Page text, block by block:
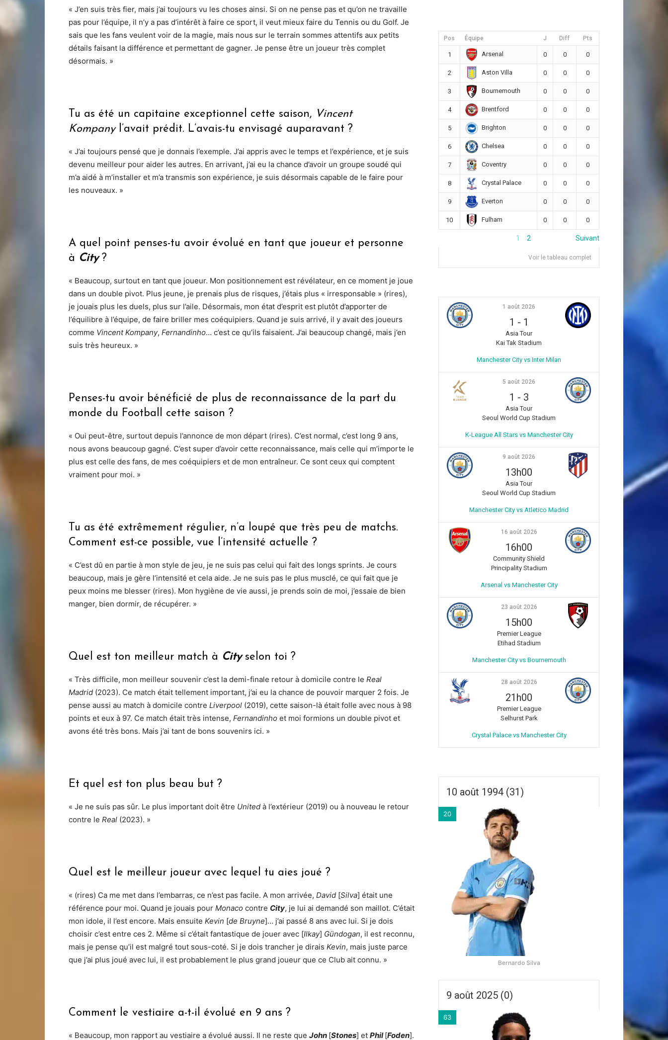
« J’en suis très fier, mais j’ai toujours vu les choses ainsi. Si on ne pense pas et qu’on ne travaille
pas pour l’équipe, il n’y a pas d’intérêt à faire ce sport, il veut mieux faire du Tennis ou du Golf. Je
sais que les fans veulent voir de la magie, mais nous sur le terrain sommes attentifs aux petits
détails faisant la différence et permettant de gagner. Je pense être un joueur très complet
désormais. »
Tu as été un capitaine exceptionnel cette saison, Vincent
Kompany l’avait prédit. L’avais-tu envisagé auparavant ?
« J’ai toujours pensé que je donnais l’exemple. J’ai appris avec le temps et l’expérience, et je suis
devenu meilleur pour aider les autres. En arrivant, j’ai eu la chance d’avoir un groupe soudé qui
m’a aidé à m’installer et m’a transmis son expérience, je suis désormais capable de le faire pour
les nouveaux. »
A quel point penses-tu avoir évolué en tant que joueur et personne
à City?
« Beaucoup, surtout en tant que joueur. Mon positionnement est révélateur, en ce moment je joue
dans un double pivot. Plus jeune, je prenais plus de risques, j’étais plus « irresponsable » (rires),
je jouais plus les duels, plus sur l’aile. Désormais, mon état d’esprit est plutôt d’apporter de
l’équilibre à l’équipe, de faire briller mes coéquipiers. Quand je suis arrivé, il y avait des joueurs
comme Vincent Kompany, Fernandinho… c’est ce qu’ils faisaient. J’ai beaucoup changé, mais j’en
suis très heureux. »
Penses-tu avoir bénéficié de plus de reconnaissance de la part du
monde du Football cette saison ?
« Oui peut-être, surtout depuis l’annonce de mon départ (rires). C’est normal, c’est long 9 ans,
nous avons beaucoup gagné. C’est super d’avoir cette reconnaissance, mais celle qui m’importe le
plus est celle des fans, de mes coéquipiers et de mon entraîneur. Ce sont ceux qui comptent
vraiment pour moi. »
Tu as été extrêmement régulier, n’a loupé que très peu de matchs.
Comment est-ce possible, vue l’intensité actuelle ?
« C’est dû en partie à mon style de jeu, je ne suis pas celui qui fait des longs sprints. Je cours
beaucoup, mais je gère l’intensité et cela aide. Je ne suis pas le plus musclé, ce qui fait que je
peux moins me blesser (rires). Mon hygiène de vie aussi, je prends soin de moi, j’essaie de bien
manger, bien dormir, de récupérer. »
Quel est ton meilleur match à Cityselon toi ?
« Très difficile, mon meilleur souvenir c’est la demi-finale retour à domicile contre le Real
Madrid (2023). Ce match était tellement important, j’ai eu la chance de pouvoir marquer 2 fois. Je
pense aussi au match à domicile contre Liverpool (2019), cette saison-là était folle avec nous à 98
points et eux à 97. Ce match était très intense, Fernandinho et moi formions un double pivot et
avons été très bons. Mais j’ai tant de bons souvenirs ici. »
Et quel est ton plus beau but ?
« Je ne suis pas sûr. Le plus important doit être United à l’extérieur (2019) ou à nouveau le retour
contre le Real (2023). »
Quel est le meilleur joueur avec lequel tu aies joué ?
« (rires) Ca me met dans l’embarras, ce n’est pas facile. A mon arrivée, David [Silva] était une
référence pour moi. Quand je jouais pour Monaco contre City, je lui ai demandé son maillot. C’était
mon idole, il l’est encore. Mais ensuite Kevin [de Bruyne]… j’ai passé 8 ans avec lui. Si je dois
choisir c’est entre ces 2. Même si c’était fantastique de jouer avec [Ilkay] Gündogan, il est reconnu,
mais je pense qu’il est malgré tout sous-coté. Si je dois trancher je dirais Kevin, mais juste parce
que j’ai plus joué avec lui, il est probablement le plus grand joueur que ce Club ait connu. »
Comment le vestiaire a-t-il évolué en 9 ans ?
« Beaucoup, mon rapport au vestiaire a évolué aussi. Il ne reste que John [Stones] et Phil[Foden].
Pos Équipe J Diff Pts
1 Arsenal 0 0 0
2 Aston Villa 0 0 0
3 Bournemouth 0 0 0
4 Brentford 0 0 0
5 Brighton 0 0 0
6 Chelsea 0 0 0
7 Coventry 0 0 0
8 Crystal Palace 0 0 0
9 Everton 0 0 0
10 Fulham 0 0 0
1 2 Suivant
Voir le tableau complet
1 août 2026
1 - 1
Asia Tour
Kai Tak Stadium
Manchester City vs Inter Milan
5 août 2026
1 - 3
Asia Tour
Seoul World Cup Stadium
K-League All Stars vs Manchester City
9 août 2026
13h00
Asia Tour
Seoul World Cup Stadium
Manchester City vs Atletico Madrid
16 août 2026
16h00
Community Shield
Principality Stadium
Arsenal vs Manchester City
23 août 2026
15h00
Premier League
Etihad Stadium
Manchester City vs Bournemouth
28 août 2026
21h00
Premier League
Selhurst Park
Crystal Palace vs Manchester City
10 août 1994 (31)
20
Bernardo Silva
9 août 2025 (0)
63